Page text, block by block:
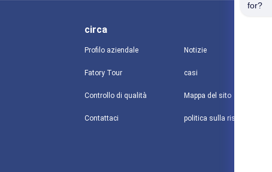
circa
Profilo aziendale
Fatory Tour
Controllo di qualità
Contattaci
Notizie
casi
Mappa del sito
for?